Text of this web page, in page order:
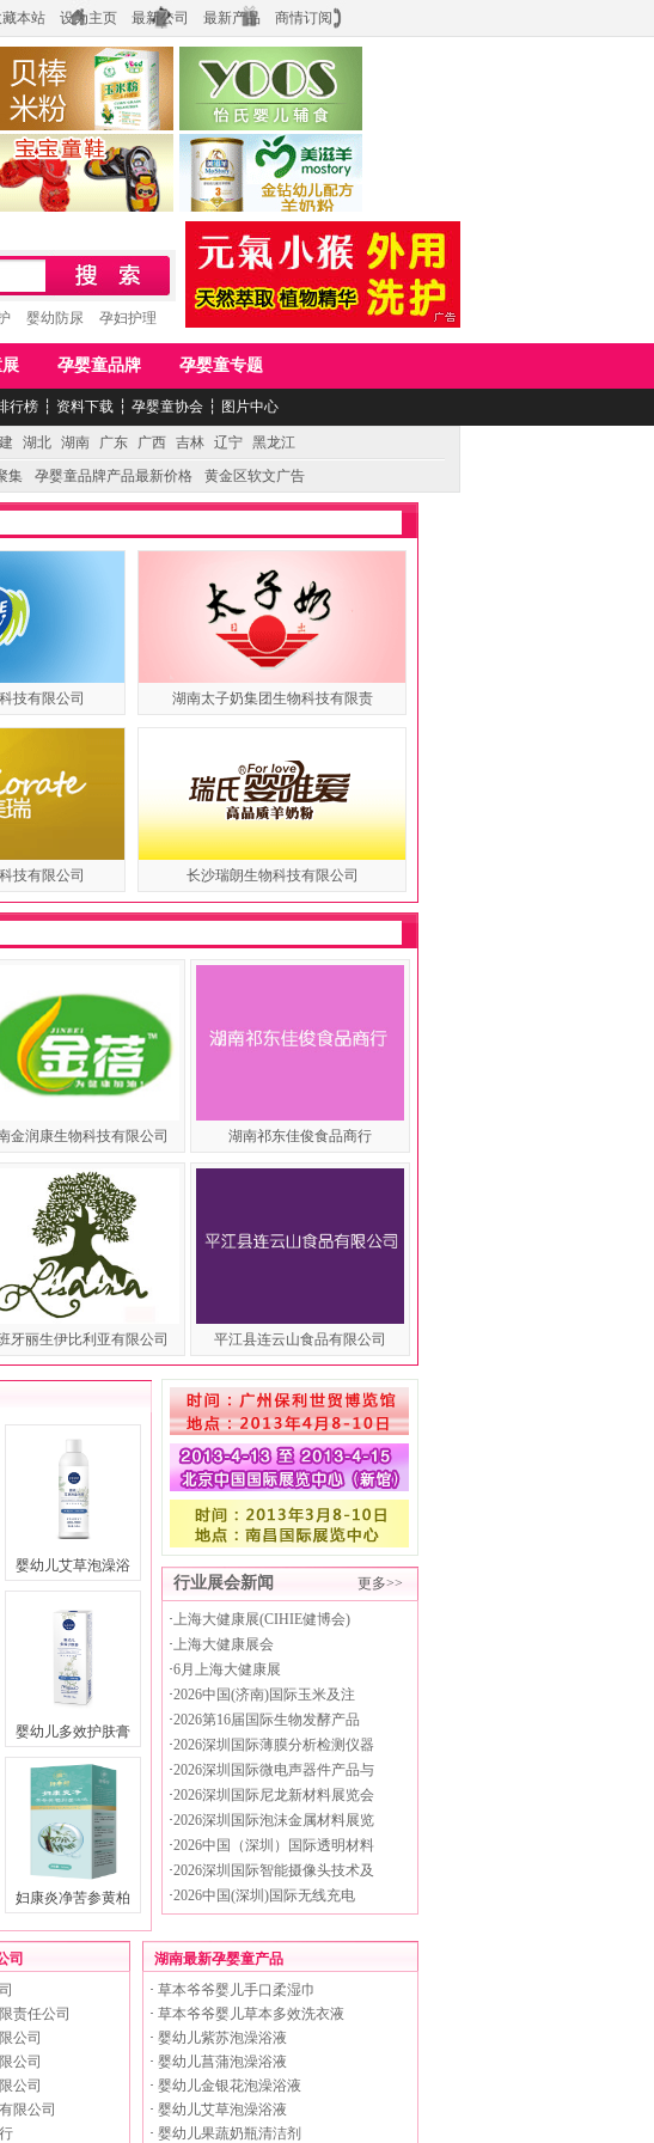
本站 设为主页 最新公司 最新产品 商情订阅
江西贝棒儿童食品 上海怡氏食品科技有限公司
湖南美滋生物科技有限公司
婴幼防尿 孕妇护理
孕婴童品牌 孕婴童专题
行榜 ┆ 资料下载 ┆ 孕婴童协会 ┆ 图片中心
湖北 湖南 广东 广西 吉林 辽宁 黑龙江
集 孕婴童品牌产品最新价格 黄金区软文广告
技有限公司 湖南太子奶集团生物科技有限责
技有限公司 长沙瑞朗生物科技有限公司
金润康生物科技有限公司 湖南祁东佳俊食品商行
牙丽生伊比利亚有限公司 平江县连云山食品有限公司
婴幼儿艾草泡澡浴
婴幼儿多效护肤膏
妇康炎净苦参黄柏
行业展会新闻 更多>>
·上海大健康展(CIHIE健博会)
·上海大健康展会
·6月上海大健康展
·2026中国(济南)国际玉米及注
·2026第16届国际生物发酵产品
·2026深圳国际薄膜分析检测仪器
·2026深圳国际微电声器件产品与
·2026深圳国际尼龙新材料展览会
·2026深圳国际泡沫金属材料展览
·2026中国（深圳）国际透明材料
·2026深圳国际智能摄像头技术及
·2026中国(深圳)国际无线充电
司
责任公司
公司
公司
公司
限公司
湖南最新孕婴童产品
· 草本爷爷婴儿手口柔湿巾
· 草本爷爷婴儿草本多效洗衣液
· 婴幼儿紫苏泡澡浴液
· 婴幼儿菖蒲泡澡浴液
· 婴幼儿金银花泡澡浴液
· 婴幼儿艾草泡澡浴液
· 婴幼儿果蔬奶瓶清洁剂